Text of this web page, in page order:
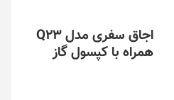
اجاق سفری مدل Q23
همراه با کپسول گاز